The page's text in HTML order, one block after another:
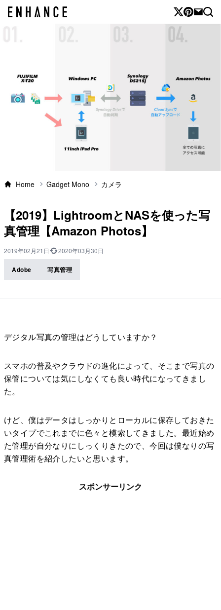
Home Gadget Mono カメラ
【2019】LightroomとNASを使った写
真管理【Amazon Photos】
2019年02月21日 2020年03月30日
Adobe 写真管理
デジタル写真の管理はどうしていますか？
スマホの普及やクラウドの進化によって、そこまで写真の
保管については気にしなくても良い時代になってきまし
た。
けど、僕はデータはしっかりとローカルに保存しておきた
いタイプでこれまでに色々と模索してきました。最近始め
た管理が自分なりにしっくりきたので、今回は僕なりの写
真管理術を紹介したいと思います。
スポンサーリンク